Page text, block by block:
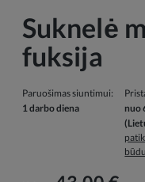
Suknelė
fuksija
Paruošimas siuntimui:
1 darbo diena
nuo
Į kainą neįskaičiuotos